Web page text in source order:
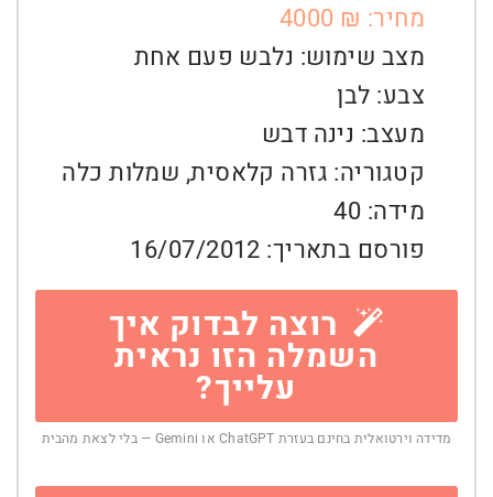
מחיר: ₪ 4000
מצב שימוש: נלבש פעם אחת
צבע: לבן
מעצב: נינה דבש
קטגוריה: גזרה קלאסית, שמלות כלה
מידה: 40
פורסם בתאריך: 16/07/2012
רוצה לבדוק איך
השמלה הזו נראית
עלייך?
מדידה וירטואלית בחינם בעזרת ChatGPT או Gemini — בלי לצאת מהבית